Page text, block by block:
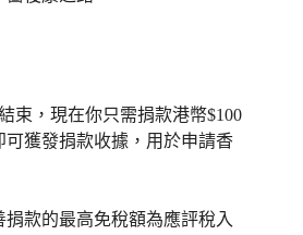
束，現在你只需捐款港幣$100
獲發捐款收據，用於申請香
款的最高免稅額為應評稅入